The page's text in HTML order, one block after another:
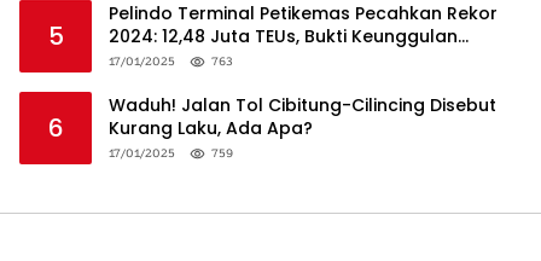
5
Pelindo Terminal Petikemas Pecahkan Rekor
2024: 12,48 Juta TEUs, Bukti Keunggulan
Logistik Nasional
17/01/2025 763
6
Waduh! Jalan Tol Cibitung-Cilincing Disebut
Kurang Laku, Ada Apa?
17/01/2025 759